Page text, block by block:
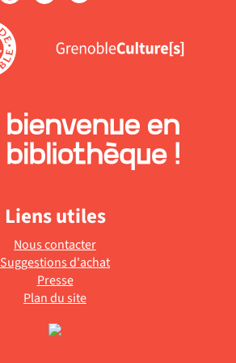
Liens utiles
Nous contacter
Suggestions d'achat
Presse
Plan du site